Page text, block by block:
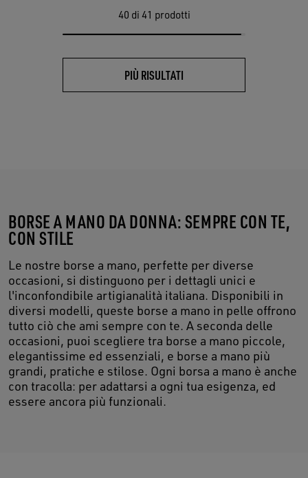
40 di 41 prodotti
PIÙ RISULTATI
BORSE A MANO DA DONNA: SEMPRE CON TE,
CON STILE
Le nostre borse a mano, perfette per diverse
occasioni, si distinguono per i dettagli unici e
l'inconfondibile artigianalità italiana. Disponibili in
diversi modelli, queste borse a mano in pelle offrono
tutto ciò che ami sempre con te. A seconda delle
occasioni, puoi scegliere tra borse a mano piccole,
elegantissime ed essenziali, e borse a mano più
grandi, pratiche e stilose. Ogni borsa a mano è anche
con tracolla: per adattarsi a ogni tua esigenza, ed
essere ancora più funzionali.